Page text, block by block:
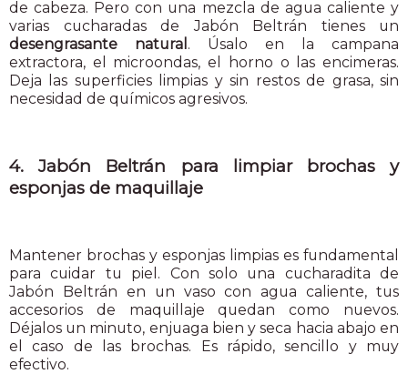
de cabeza. Pero con una mezcla de agua caliente y
varias cucharadas de Jabón Beltrán tienes un
desengrasante natural . Úsalo en la campana
extractora, el microondas, el horno o las encimeras.
Deja las superficies limpias y sin restos de grasa, sin
necesidad de químicos agresivos.
4. Jabón Beltrán para limpiar brochas y
esponjas de maquillaje
Mantener brochas y esponjas limpias es fundamental
para cuidar tu piel. Con solo una cucharadita de
Jabón Beltrán en un vaso con agua caliente, tus
accesorios de maquillaje quedan como nuevos.
Déjalos un minuto, enjuaga bien y seca hacia abajo en
el caso de las brochas. Es rápido, sencillo y muy
efectivo.